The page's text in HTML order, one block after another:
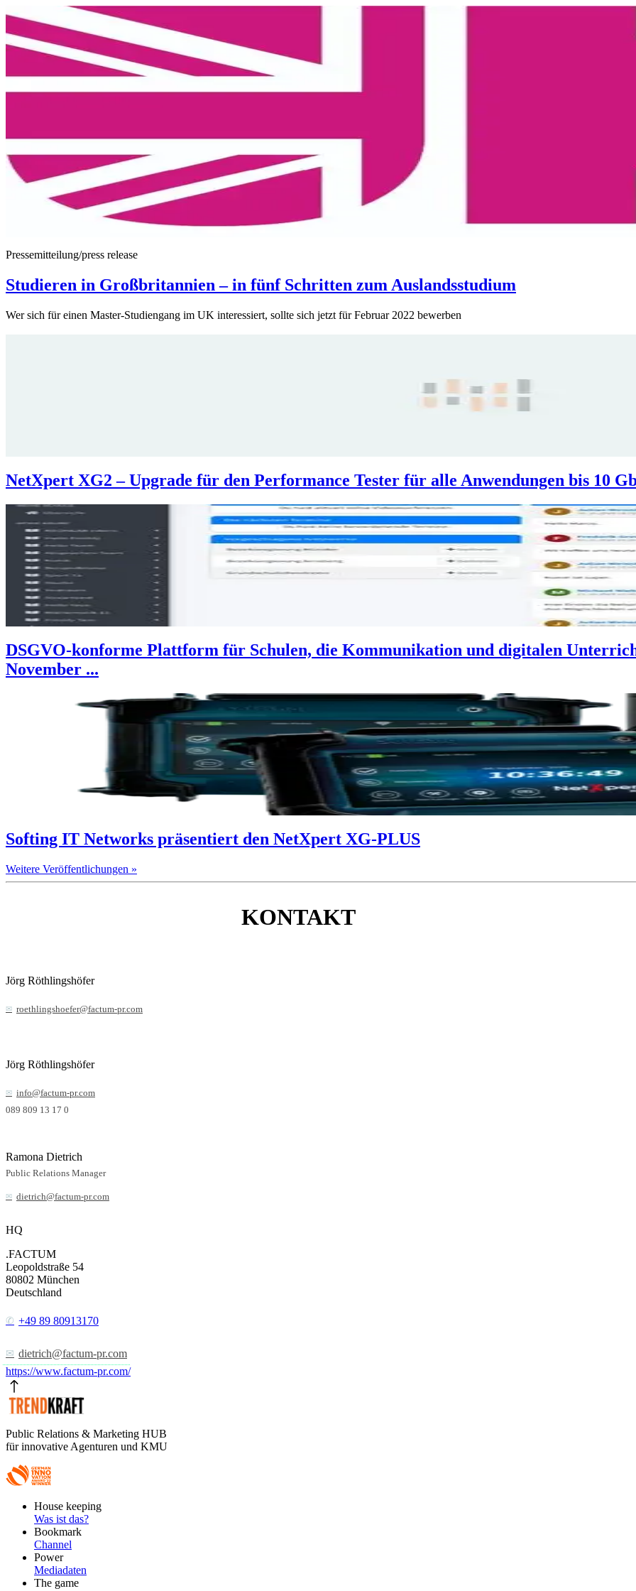
Pressemitteilung/press release
Studieren in Großbritannien – in fünf Schritten zum Auslandsstudium
Wer sich für einen Master-Studiengang im UK interessiert, sollte sich jetzt für Februar 2022 bewerben
NetXpert XG2 – Upgrade für den Performance Tester für alle Anwendungen bis 10
DSGVO-konforme Plattform für Schulen, die Kommunikation und digitalen
November ...
Softing IT Networks präsentiert den NetXpert XG-PLUS
Weitere Veröffentlichungen »
KONTAKT
Jörg Röthlingshöfer
roethlingshoefer@factum-pr.com
Jörg Röthlingshöfer
info@factum-pr.com
089 809 13 17 0
Ramona Dietrich
Public Relations Manager
dietrich@factum-pr.com
HQ
.FACTUM
Leopoldstraße 54
80802 München
Deutschland
+49 89 80913170
dietrich@factum-pr.com
https://www.factum-pr.com/
Public Relations & Marketing HUB
für innovative Agenturen und KMU
FooterHouse keeping
Was ist das?
Bookmark
Channel
Power
Mediadaten
The game